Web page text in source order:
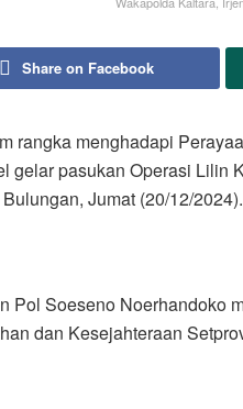
Share on Facebook
rangka menghadapi
gelar pasukan Operasi Lilin
Jumat (20/12/2024).
Pol Soeseno Noerhandoko
dan Kesejahteraan